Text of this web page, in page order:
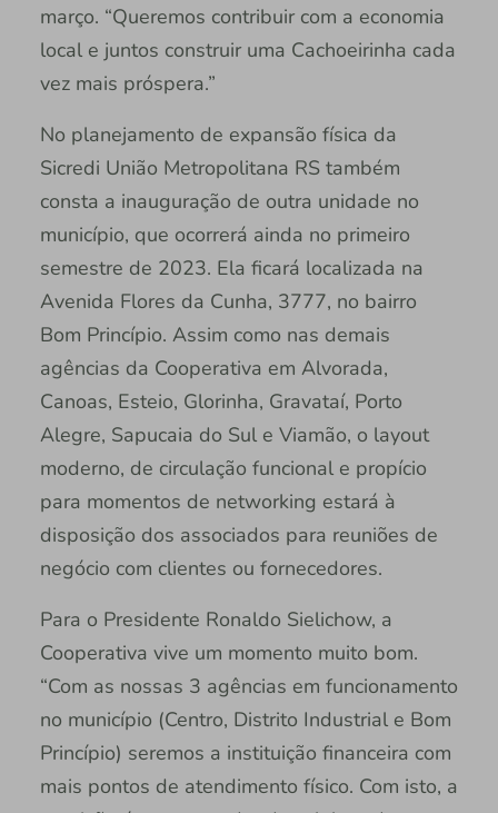
março. “Queremos contribuir com a economia
local e juntos construir uma Cachoeirinha cada
vez mais próspera.”
No planejamento de expansão física da
Sicredi União Metropolitana RS também
consta a inauguração de outra unidade no
município, que ocorrerá ainda no primeiro
semestre de 2023. Ela ficará localizada na
Avenida Flores da Cunha, 3777, no bairro
Bom Princípio. Assim como nas demais
agências da Cooperativa em Alvorada,
Canoas, Esteio, Glorinha, Gravataí, Porto
Alegre, Sapucaia do Sul e Viamão, o layout
moderno, de circulação funcional e propício
para momentos de networking estará à
disposição dos associados para reuniões de
negócio com clientes ou fornecedores.
Para o Presidente Ronaldo Sielichow, a
Cooperativa vive um momento muito bom.
“Com as nossas 3 agências em funcionamento
no município (Centro, Distrito Industrial e Bom
Princípio) seremos a instituição financeira com
mais pontos de atendimento físico. Com isto, a